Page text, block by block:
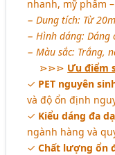
nhanh, mỹ phẩm
− Dung tích: Từ
− Hình dáng: Dáng
− Màu sắc: Trắng,
⋗⋗⋗ Ưu điểm
✓ PET nguyên
và độ ổn định
✓ Kiểu dáng đa
ngành hàng và
✓Chất lượng ổn